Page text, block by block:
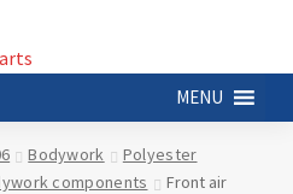
MENU
Bodywork
Polyester
components
Front air